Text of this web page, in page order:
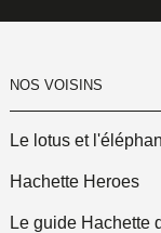
NOS VOISINS
Le lotus et
Hachette Heroes
Le guide Hachette